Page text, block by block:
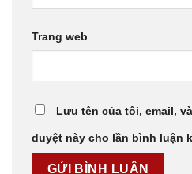
Trang web
Lưu tên của tôi, email,
duyệt này cho lần bình luận